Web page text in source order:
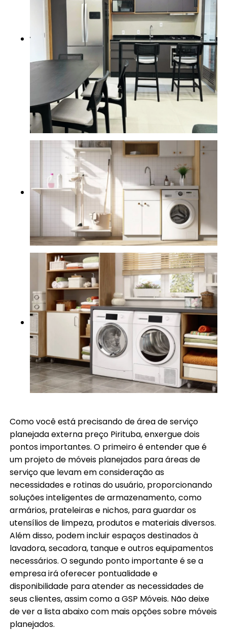
Como você está precisando de área de serviço
planejada externa preço Pirituba, enxergue dois
pontos importantes. O primeiro é entender que é
um projeto de móveis planejados para áreas de
serviço que levam em consideração as
necessidades e rotinas do usuário, proporcionando
soluções inteligentes de armazenamento, como
armários, prateleiras e nichos, para guardar os
utensílios de limpeza, produtos e materiais diversos.
Além disso, podem incluir espaços destinados à
lavadora, secadora, tanque e outros equipamentos
necessários. O segundo ponto importante é se a
empresa irá oferecer pontualidade e
disponibilidade para atender as necessidades de
seus clientes, assim como a GSP Móveis. Não deixe
de ver a lista abaixo com mais opções sobre móveis
planejados.